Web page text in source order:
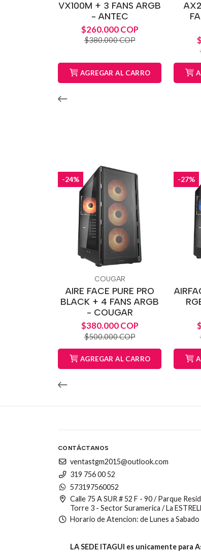
VX100M + 3 FANS ARGB
- ANTEC
$260.000 COP
$380.000 COP
AGREGAR AL CARRO
-24%
COUGAR
AIRE FACE PURE PRO
BLACK + 4 FANS ARGB
- COUGAR
$380.000 COP
$500.000 COP
AGREGAR AL CARRO
-27%
CONTÁCTANOS
ventastgm2015@outlook.com
319 756 00 52
573197560052
Calle 75 A SUR # 52 F - 90 / Parque
Torre 3 - Sector Suramerica / La
Horario de Atencion: de Lunes a Sabado
LA SEDE ITAGUI es unicamente para